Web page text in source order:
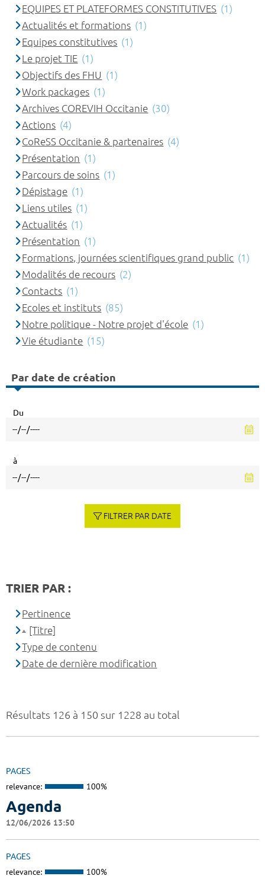
Résultats 126 à 150 sur 1228 au total
PAGES
relevance: 100%
Agenda
12/06/2026 13:50
PAGES
relevance: 100%
EQUIPES ET PLATEFORMES CONSTITUTIVES (1)
Actualités et formations (1)
Equipes constitutives (1)
Le projet TIE (1)
Objectifs des FHU (1)
Work packages (1)
Archives COREVIH Occitanie (30)
Actions (4)
CoReSS Occitanie & partenaires (4)
Présentation (1)
Parcours de soins (1)
Dépistage (1)
Liens utiles (1)
Actualités (1)
Présentation (1)
Formations, journées scientifiques grand public (1)
Modalités de recours (2)
Contacts (1)
Ecoles et instituts (85)
Notre politique - Notre projet d'école (1)
Vie étudiante (15)
Par date de création
Du
à
FILTRER PAR DATE
TRIER PAR :
Pertinence
[Titre]
Type de contenu
Date de dernière modification